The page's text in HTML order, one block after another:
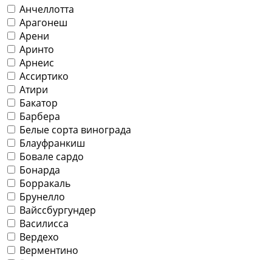
Анчеллотта
Арагонеш
Арени
Аринто
Арнеис
Ассиртико
Атири
Бакатор
Барбера
Белые сорта винограда
Блауфранкиш
Бовале сардо
Бонарда
Борракаль
Брунелло
Вайссбургундер
Василисса
Вердехо
Верментино